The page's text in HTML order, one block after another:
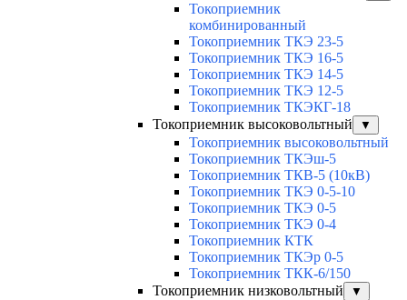
Токоприемник
комбинированный
Токоприемник ТКЭ 23-5
Токоприемник ТКЭ 16-5
Токоприемник ТКЭ 14-5
Токоприемник ТКЭ 12-5
Токоприемник ТКЭКГ-18
Токоприемник высоковольтный
▼
Токоприемник высоковольтный
Токоприемник ТКЭш-5
Токоприемник ТКВ-5 (10кВ)
Токоприемник ТКЭ 0-5-10
Токоприемник ТКЭ 0-5
Токоприемник ТКЭ 0-4
Токоприемник КТК
Токоприемник ТКЭр 0-5
Токоприемник ТКК-6/150
Токоприемник низковольтный
▼